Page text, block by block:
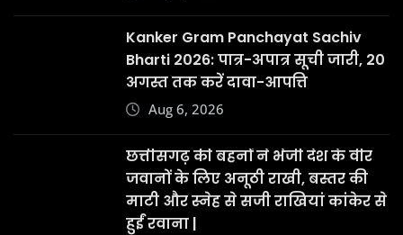
Kanker Gram Panchayat Sachiv
Bharti 2026: पात्र-अपात्र सूची जारी, 20
अगस्त तक करें दावा-आपत्ति
Aug 6, 2026
छत्तीसगढ़ की बहनों ने भेजी देश के वीर
जवानों के लिए अनूठी राखी, बस्तर की
माटी और स्नेह से सजी राखियां कांकेर से
हुईं रवाना |